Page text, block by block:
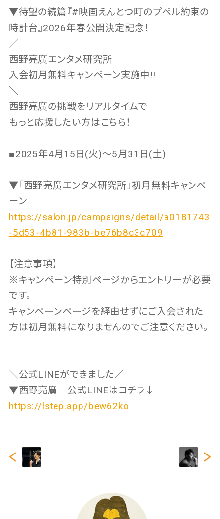
▼待望の続篇『#映画えんとつ町のプペル約束の
時計台』2026年春公開決定記念！
／
西野亮廣エンタメ研究所
入会初月無料キャンペーン実施中‼️
＼
西野亮廣の挑戦をリアルタイムで
もっと応援したい方はこちら！
■2025年4月15日(火)〜5月31日(土)
▼「西野亮廣エンタメ研究所」初月無料キャンペ
ーン
https://salon.jp/campaigns/detail/a0181743
-5d53-4b81-983b-be76b8c3c709
【注意事項】
※キャンペーン特別ページからエントリーが必要
です。
キャンペーンページを経由せずにご入会された
方は初月無料になりませんのでご注意ください。
＼公式LINEができました／
▼西野亮廣 公式LINEはコチラ↓
https://lstep.app/bew62ko